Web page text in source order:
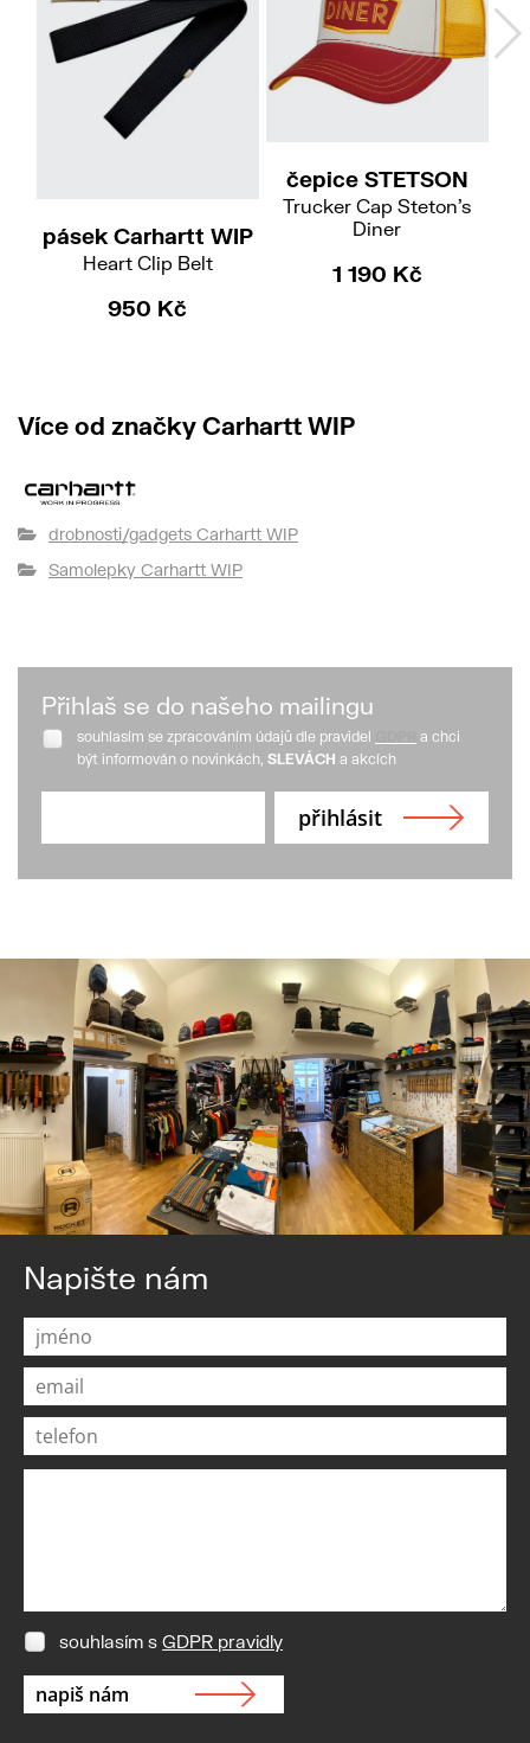
pásek Carhartt WIP
Heart Clip Belt
950 Kč
čepice STETSON
Trucker Cap Steton's
Diner
1 190 Kč
Více od značky Carhartt WIP
drobnosti/gadgets Carhartt WIP
Samolepky Carhartt WIP
Přihlaš se do našeho mailingu
souhlasím se zpracováním údajů dle pravidel
a chci
být informován o novinkách, SLEVÁCH a akcích
Napište nám
souhlasím s GDPR pravidly